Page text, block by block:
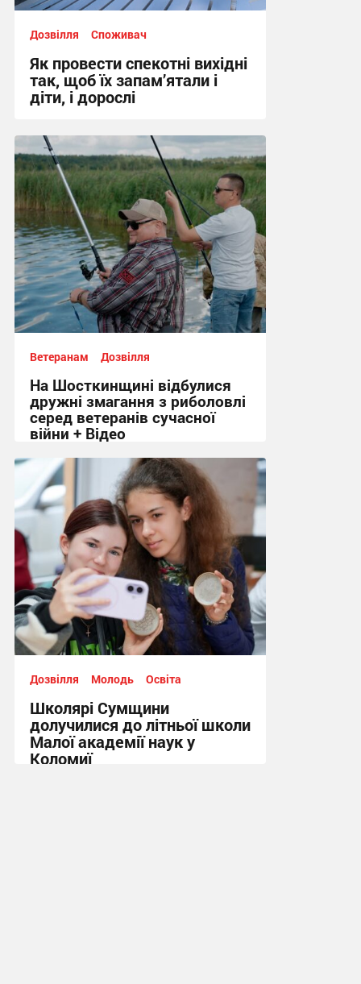
Дозвілля Споживач
Як провести спекотні вихідні
так, щоб їх запам’ятали і
діти, і дорослі
10:02, 6.08.2026
Ветеранам Дозвілля
На Шосткинщині відбулися
дружні змагання з риболовлі
серед ветеранів сучасної
війни + Відео
22:05, 31.07.2026
Дозвілля Молодь Освіта
Школярі Сумщини
долучилися до літньої школи
Малої академії наук у
Коломиї